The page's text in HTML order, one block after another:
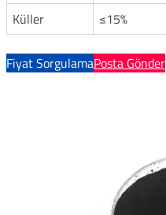
Küller
≤15%
Fiyat SorgulamaPosta Gönder